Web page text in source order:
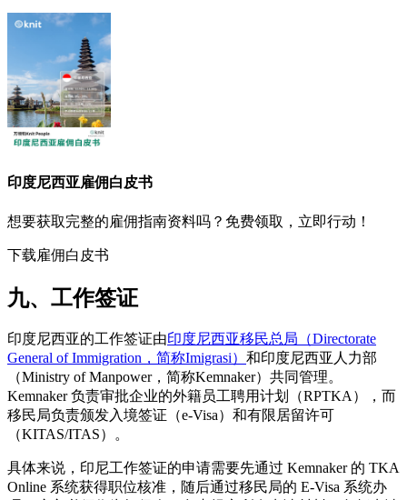
印度尼西亚雇佣白皮书
想要获取完整的雇佣指南资料吗？免费领取，立即行动！
下载雇佣白皮书
九、工作签证
印度尼西亚的工作签证由印度尼西亚移民总局（Directorate
General of Immigration，简称Imigrasi） 和印度尼西亚人力部
（Ministry of Manpower，简称Kemnaker）共同管理。
Kemnaker 负责审批企业的外籍员工聘用计划（RPTKA），而
移民局负责颁发入境签证（e-Visa）和有限居留许可
（KITAS/ITAS）。
具体来说，印尼工作签证的申请需要先通过 Kemnaker 的 TKA
Online 系统获得职位核准，随后通过移民局的 E-Visa 系统办